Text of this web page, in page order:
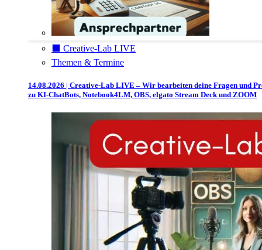
⬛️ Creative-Lab LIVE
Themen & Termine
14.08.2026 | Creative-Lab LIVE – Wir bearbeiten deine Fragen und
zu KI-ChatBots, Notebook4LM, OBS, elgato Stream Deck und ZOOM